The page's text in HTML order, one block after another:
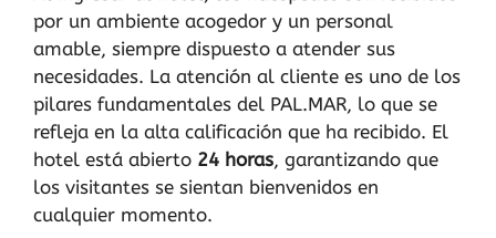
por un ambiente acogedor y un personal
amable, siempre dispuesto a atender sus
necesidades. La atención al cliente es uno de los
pilares fundamentales del PAL.MAR, lo que se
refleja en la alta calificación que ha recibido. El
hotel está abierto 24 horas, garantizando que
los visitantes se sientan bienvenidos en
cualquier momento.